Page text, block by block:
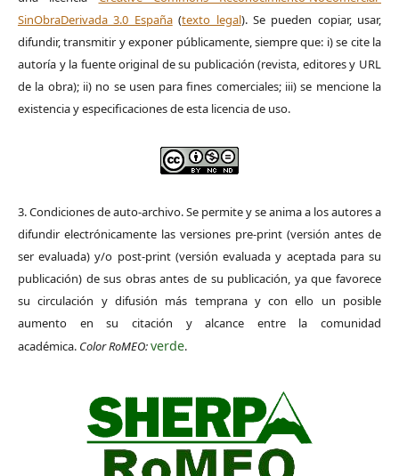
SinObraDerivada 3.0 España(texto legal). Se pueden copiar, usar,
difundir, transmitir y exponer públicamente, siempre que: i) se cite la
autoría y la fuente original de su publicación (revista, editores y URL
de la obra); ii) no se usen para fines comerciales; iii) se mencione la
existencia y especificaciones de esta licencia de uso.
3. Condiciones de auto-archivo. Se permite y se anima a los autores a
difundir electrónicamente las versiones pre-print (versión antes de
ser evaluada) y/o post-print (versión evaluada y aceptada para su
publicación) de sus obras antes de su publicación, ya que favorece
su circulación y difusión más temprana y con ello un posible
aumento en su citación y alcance entre la comunidad
académica. Color RoMEO:verde.